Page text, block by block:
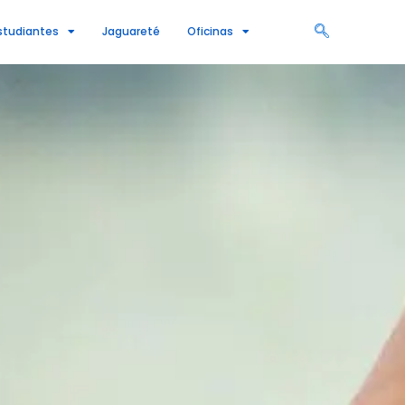
Jaguareté Oficinas